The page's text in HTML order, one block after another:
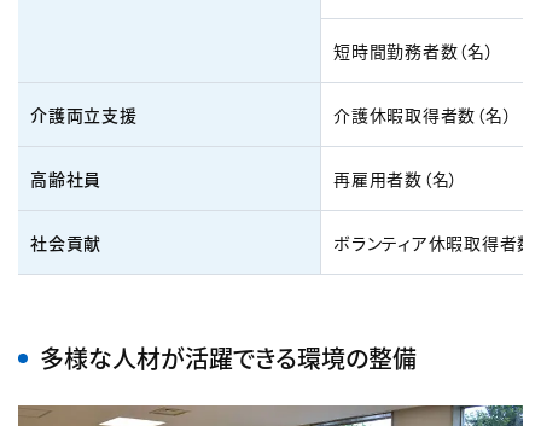
短時間勤務者数（名）
介護両立支援 介護休暇取得者数（名）
高齢社員 再雇用者数（名）
社会貢献 ボランティア休暇取得者
多様な人材が活躍できる環境の整備